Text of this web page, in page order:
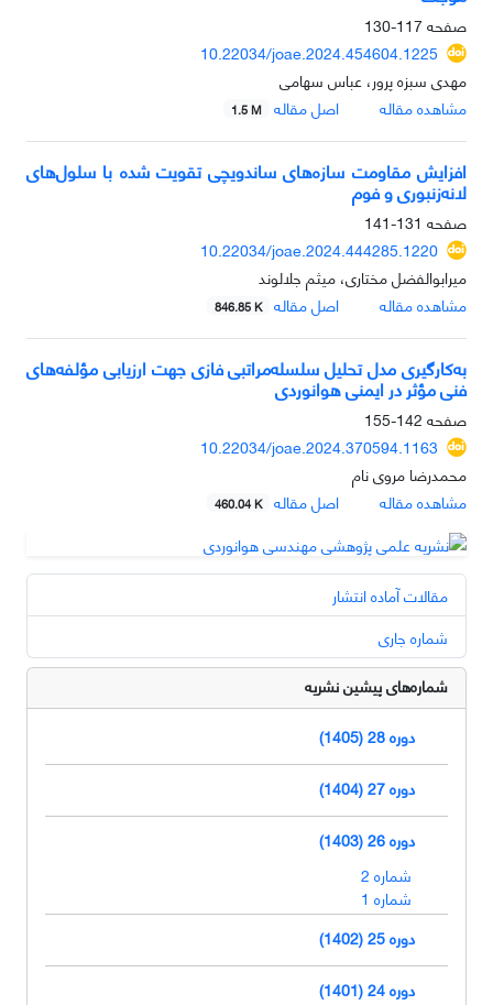
صفحه117-130
10.22034/joae.2024.454604.1225
مهدی سبزه پرور، عباس سهامی
مشاهده مقاله
اصل مقاله 1.5 M
افزایش مقاومت سازه‌های ساندویچی تقویت شده با سلول‌های
لانه‌زنبوری و فوم
صفحه 131-141
10.22034/joae.2024.444285.1220
میرابوالفضل مختاری، میثم جلالوند
مشاهده مقاله
اصل مقاله 846.85 K
به‌کارگیری مدل تحلیل سلسله‌مراتبی فازی جهت ارزیابی مؤلفه‌های
فنی مؤثر در ایمنی هوانوردی
صفحه 142-155
10.22034/joae.2024.370594.1163
محمدرضا مروی نام
مشاهده مقاله
اصل مقاله 460.04 K
مقالات آماده انتشار
شماره جاری
شماره‌های پیشین نشریه
دوره 28 (1405)
دوره 27 (1404)
دوره 26 (1403)
شماره 2
شماره 1
دوره 25 (1402)
دوره 24 (1401)